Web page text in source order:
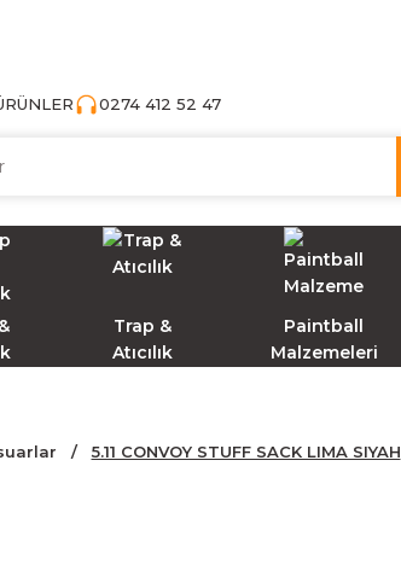
0274 412 52 47
Trap &
Atıcılık
Paintball
Malzemeleri
5.11 CONVOY STUFF SACK LIMA SIYAH